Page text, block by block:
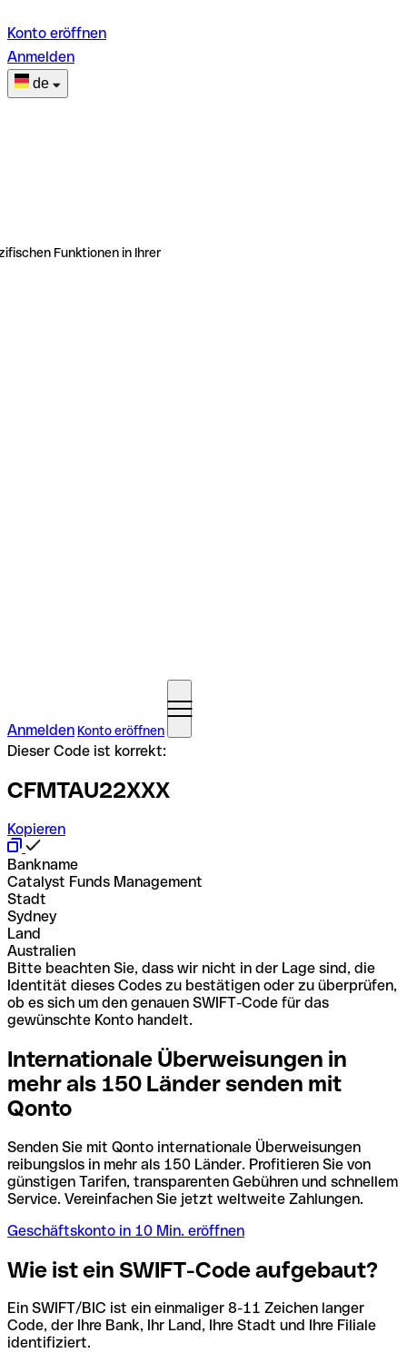
Konto eröffnen
Anmelden
de
Funktionen in Ihrer
Anmelden Konto eröffnen
Dieser Code ist korrekt:
CFMTAU22XXX
Kopieren
Bankname
Catalyst Funds Management
Stadt
Sydney
Land
Australien
Bitte beachten Sie, dass wir nicht in der Lage sind, die
Identität dieses Codes zu bestätigen oder zu überprüfen,
ob es sich um den genauen SWIFT-Code für das
gewünschte Konto handelt.
Internationale Überweisungen in
mehr als 150 Länder senden mit
Qonto
Senden Sie mit Qonto internationale Überweisungen
reibungslos in mehr als 150 Länder. Profitieren Sie von
günstigen Tarifen, transparenten Gebühren und schnellem
Service. Vereinfachen Sie jetzt weltweite Zahlungen.
Geschäftskonto in 10 Min. eröffnen
Wie ist ein SWIFT-Code aufgebaut?
Ein SWIFT/BIC ist ein einmaliger 8-11 Zeichen langer
Code, der Ihre Bank, Ihr Land, Ihre Stadt und Ihre Filiale
identifiziert.